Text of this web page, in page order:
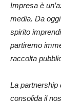
Impresa è
media. Da
spirito
partiremo
raccolta
La partnership
consolida il